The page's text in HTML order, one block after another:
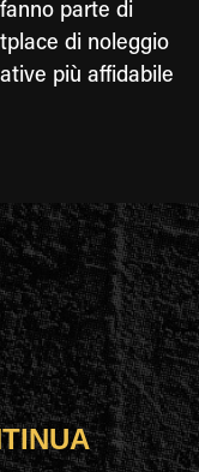
parte di
di noleggio
più affidabile